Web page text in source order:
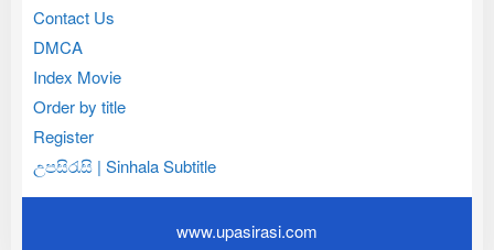
Contact Us
DMCA
Index Movie
Order by title
Register
උපසිරැසි | Sinhala Subtitle
www.upasirasi.com